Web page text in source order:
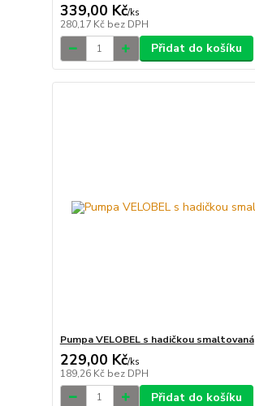
339,00 Kč/ks
280,17 Kč bez DPH
Přidat do košíku
Pumpa VELOBEL s hadičkou smaltovaná
229,00 Kč/ks
189,26 Kč bez DPH
Přidat do košíku